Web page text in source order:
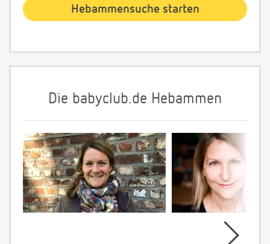
Die babyclub.de Hebammen